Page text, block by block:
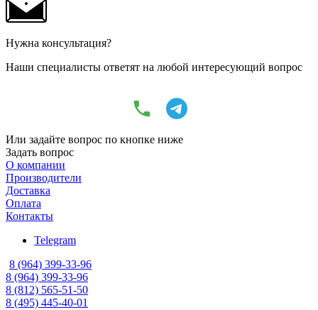
Нужна консультация?
Наши специалисты ответят на любой интересующий вопрос
Или задайте вопрос по кнопке ниже
Задать вопрос
О компании
Производители
Доставка
Оплата
Контакты
Telegram
8 (964) 399-33-96
8 (964) 399-33-96
8 (812) 565-51-50
8 (495) 445-40-01